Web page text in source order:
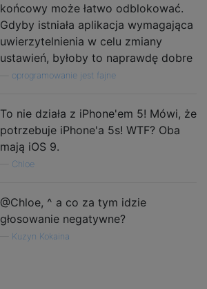
końcowy może łatwo odblokować.
Gdyby istniała aplikacja wymagająca
uwierzytelnienia w celu zmiany
ustawień, byłoby to naprawdę dobre
oprogramowanie jest fajne
To nie działa z iPhone'em 5! Mówi, że
potrzebuje iPhone'a 5s! WTF? Oba
mają iOS 9.
Chloe
@Chloe, ^ a co za tym idzie
głosowanie negatywne?
Kuzyn Kokaina